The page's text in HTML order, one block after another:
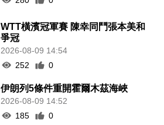
WTT橫濱冠軍賽 陳幸同鬥張本美和
爭冠
2026-08-09 14:54
252
0
伊朗列5條件重開霍爾木茲海峽
2026-08-09 14:52
185
0